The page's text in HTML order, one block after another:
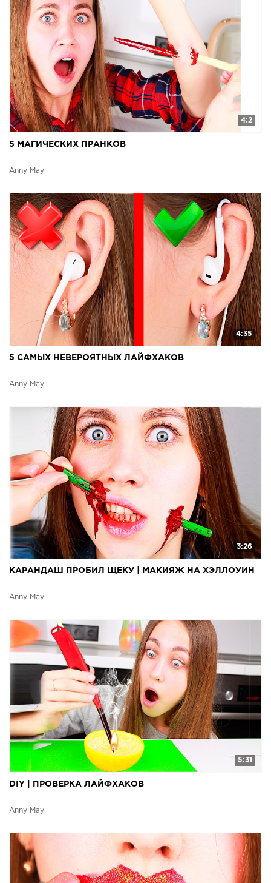
4:2
5 МАГИЧЕСКИХ ПРАНКОВ
Anny May
4:35
5 САМЫХ НЕВЕРОЯТНЫХ ЛАЙФХАКОВ
Anny May
3:26
КАРАНДАШ ПРОБИЛ ЩЕКУ | МАКИЯЖ НА ХЭЛЛОУИН
Anny May
5:31
DIY | ПРОВЕРКА ЛАЙФХАКОВ
Anny May